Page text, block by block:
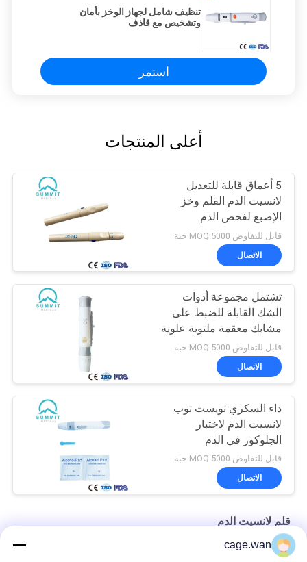
تنظيف شامل لجهاز الوخز بأمان
وتشخيص مع قاذف
استمر
أعلى المنتجات
5 أعماق قابلة للتعديل
لانسيت الدم القلم وخز
الإصبع لفحص الدم
قابل للتفاوض MOQ:5000 حبة
الاتصال
تشتمل مجموعة أدوات
الشك القابلة للضبط على
مشابك معقمة ملتوية علوية
قابل للتفاوض MOQ:5000 حبة
الاتصال
داء السكري تويست توب
لانسيت الدم لاختبار
الجلوكوز في الدم
قابل للتفاوض MOQ:5000 حبة
الاتصال
قلم لانسيت الدم
6 أعماق قابلة للتعديل لانسيت القلم قلم الوخز مع قاذف
cage.wan